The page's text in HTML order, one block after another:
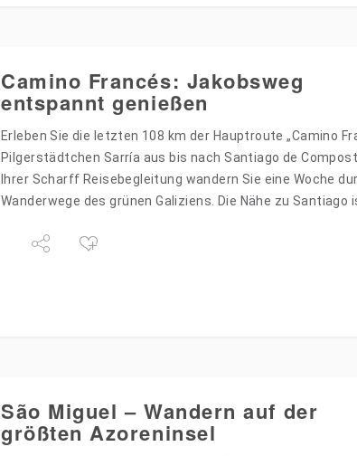
Camino Francés: Jakobsweg
entspannt genießen
Erleben Sie die letzten 108 km der Hauptroute „Camino
Pilgerstädtchen Sarría aus bis nach Santiago de
Ihrer Scharff Reisebegleitung wandern Sie eine Woche
Wanderwege des grünen Galiziens. Die Nähe zu Santiago
São Miguel – Wandern auf der
größten Azoreninsel